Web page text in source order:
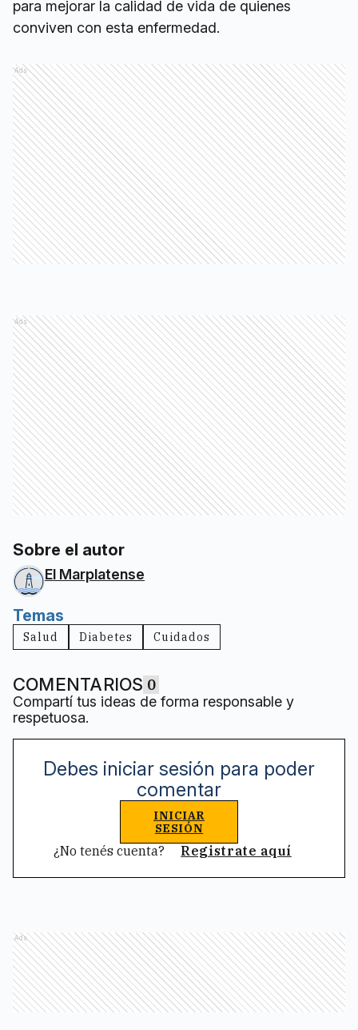
para mejorar la calidad de vida de quienes
conviven con esta enfermedad.
Ads
Ads
Sobre el autor
El Marplatense
Temas
Salud Diabetes Cuidados
COMENTARIOS 0
Compartí tus ideas de forma responsable y
respetuosa.
Debes iniciar sesión para poder
comentar
INICIAR
SESIÓN
¿No tenés cuenta? Registrate aquí
Ads